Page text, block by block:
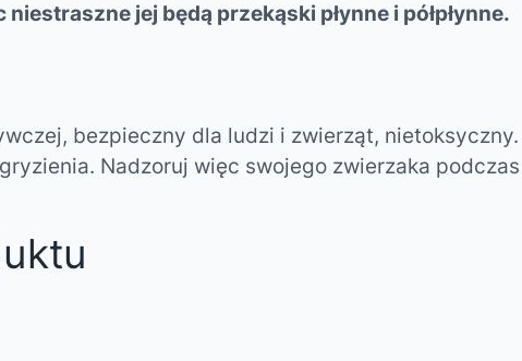
jej będą przekąski płynne i półpłynne.
bezpieczny dla ludzi i zwierząt, nietoksyczny.
Nadzoruj więc swojego zwierzaka